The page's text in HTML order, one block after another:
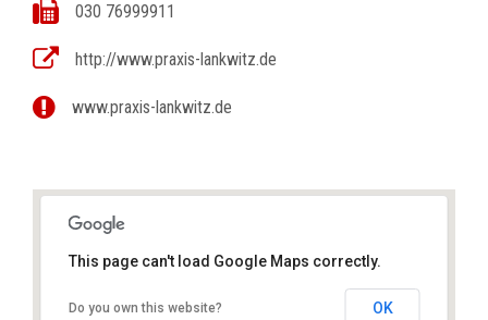
030 76999911
http://www.praxis-lankwitz.de
www.praxis-lankwitz.de
This page can't load Google Maps correctly.
Do you own this website? OK